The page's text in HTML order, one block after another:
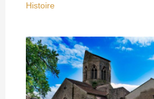
Histoire